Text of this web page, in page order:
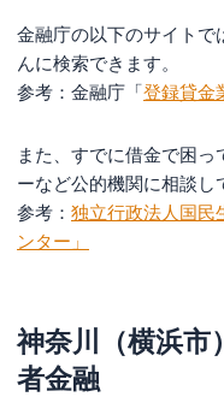
金融庁の以下のサイトで
んに検索できます。
参考：金融庁「登録貸金
また、すでに借金で困
ーなど公的機関に相談し
参考： 独立行政法人国民
ンター」
神奈川（横浜市
者金融